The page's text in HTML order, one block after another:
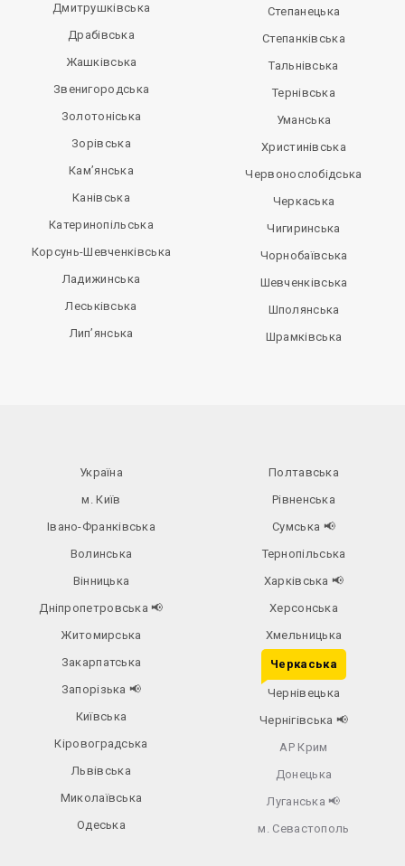
Дмитрушківська
Драбівська
Жашківська
Звенигородська
Золотоніська
Зорівська
Кам’янська
Канівська
Катеринопільська
Корсунь-Шевченківська
Ладижинська
Леськівська
Лип’янська
Степанецька
Степанківська
Тальнівська
Тернівська
Уманська
Христинівська
Червонослобідська
Черкаська
Чигиринська
Чорнобаївська
Шевченківська
Шполянська
Шрамківська
Україна
м. Київ
Івано-Франківська
Волинська
Вінницька
Дніпропетровська📢
Житомирська
Закарпатська
Запорізька 📢
Київська
Кіровоградська
Львівська
Миколаївська
Одеська
Полтавська
Рівненська
Сумська 📢
Тернопільська
Харківська 📢
Херсонська
Хмельницька
Черкаська
Чернівецька
Чернігівська 📢
АР Крим
Донецька
Луганська 📢
м. Севастополь